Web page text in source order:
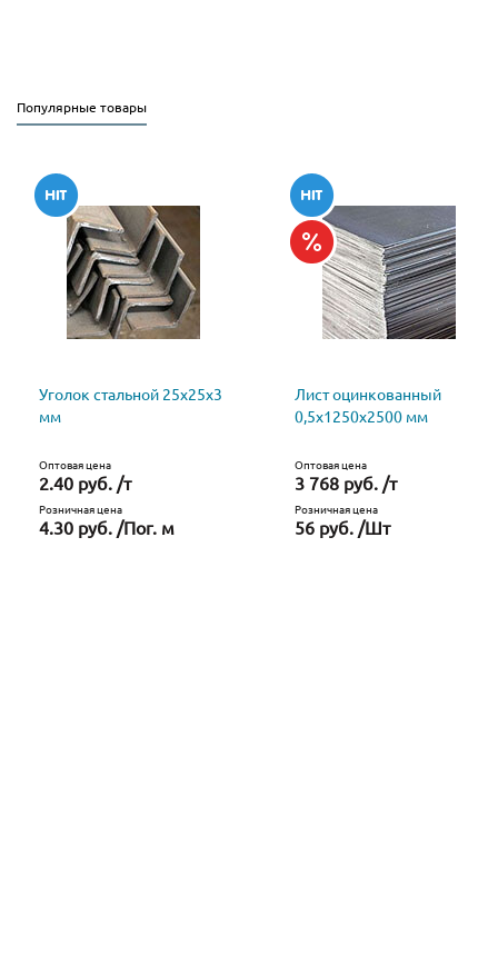
Популярные товары
Уголок стальной 25х25х3
мм
Оптовая цена
2.40 руб. /т
Розничная цена
4.30 руб. /Пог. м
Лист оцинкованный
0,5х1250х2500 мм
Оптовая цена
3 768 руб. /т
Розничная цена
56 руб. /Шт